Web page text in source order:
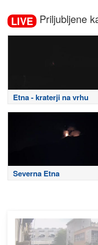
LIVE Priljubljene
Etna - kraterji na vrhu
Severna Etna